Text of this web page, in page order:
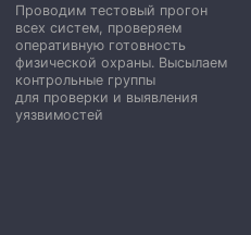
Проводим тестовый прогон
всех систем, проверяем
оперативную готовность
физической охраны. Высылаем
контрольные группы
для проверки и выявления
уязвимостей